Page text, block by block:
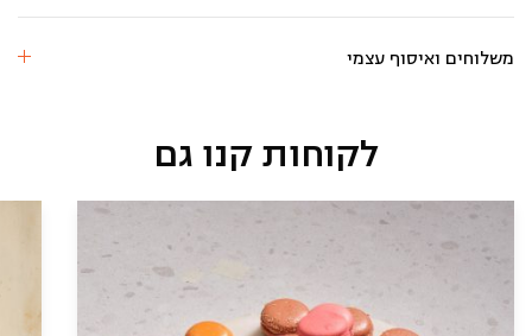
משלוחים ואיסוף עצמי
לקוחות קנו גם